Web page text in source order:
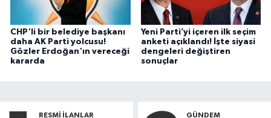
CHP'li bir belediye başkanı
daha AK Parti yolcusu!
Gözler Erdoğan'ın vereceği
kararda
Yeni Parti’yi içeren ilk seçim
anketi açıklandı! İşte siyasi
dengeleri değiştiren
sonuçlar
RESMI İLANLAR GÜNDEM